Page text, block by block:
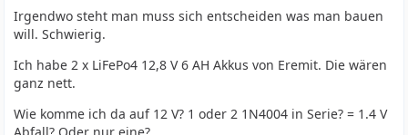
Irgendwo steht man muss sich entscheiden was man bauen
will. Schwierig.
Ich habe 2 x LiFePo4 12,8 V 6 AH Akkus von Eremit. Die wären
ganz nett.
Wie komme ich da auf 12 V? 1 oder 2 1N4004 in Serie? = 1.4 V